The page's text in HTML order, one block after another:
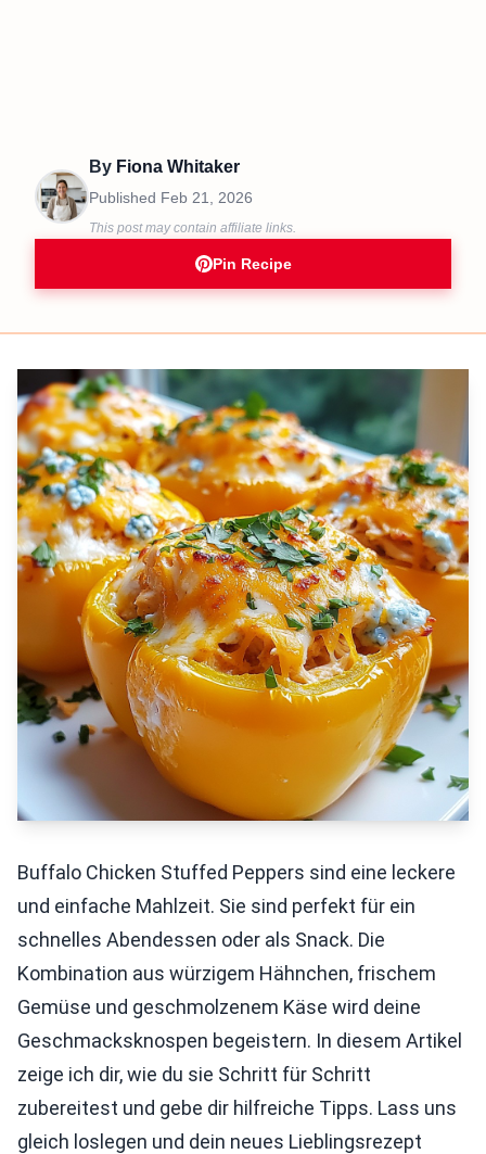
By Fiona Whitaker
Published Feb 21, 2026
This post may contain affiliate links.
Pin Recipe
Buffalo Chicken Stuffed Peppers sind eine leckere
und einfache Mahlzeit. Sie sind perfekt für ein
schnelles Abendessen oder als Snack. Die
Kombination aus würzigem Hähnchen, frischem
Gemüse und geschmolzenem Käse wird deine
Geschmacksknospen begeistern. In diesem Artikel
zeige ich dir, wie du sie Schritt für Schritt
zubereitest und gebe dir hilfreiche Tipps. Lass uns
gleich loslegen und dein neues Lieblingsrezept